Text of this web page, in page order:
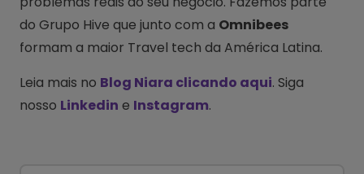
do Grupo Hive que junto com a Omnibees
formam a maior Travel tech da América Latina.
Leia mais no Blog Niara clicando aqui. Siga
nosso Linkedin e Instagram.